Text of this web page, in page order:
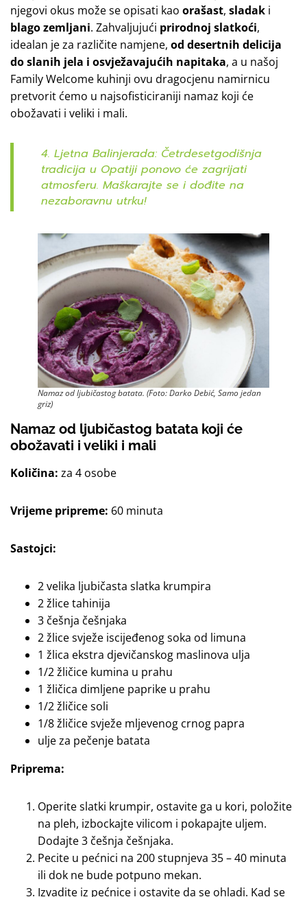
njegovi okus može se opisati kao orašast, sladak i
blago zemljani. Zahvaljujući prirodnoj slatkoći,
idealan je za različite namjene, od desertnih delicija
do slanih jela i osvježavajućih napitaka, a u našoj
Family Welcome kuhinji ovu dragocjenu namirnicu
pretvorit ćemo u najsofisticiraniji namaz koji će
obožavati i veliki i mali.
4. Ljetna Balinjerada: Četrdesetgodišnja
tradicija u Opatiji ponovo će zagrijati
atmosferu. Maškarajte se i dođite na
nezaboravnu utrku!
Namaz od ljubičastog batata. (Foto: Darko Debić, Samo jedan
griz)
Namaz od ljubičastog batata koji će
obožavati i veliki i mali
Količina: za 4 osobe
Vrijeme pripreme: 60 minuta
Sastojci:
2 velika ljubičasta slatka krumpira
2 žlice tahinija
3 češnja češnjaka
2 žlice svježe iscijeđenog soka od limuna
1 žlica ekstra djevičanskog maslinova ulja
1/2 žličice kumina u prahu
1 žličica dimljene paprike u prahu
1/2 žličice soli
1/8 žličice svježe mljevenog crnog papra
ulje za pečenje batata
Priprema:
Operite slatki krumpir, ostavite ga u kori, položite
na pleh, izbockajte vilicom i pokapajte uljem.
Dodajte 3 češnja češnjaka.
Pecite u pećnici na 200 stupnjeva 35 – 40 minuta
ili dok ne bude potpuno mekan.
Izvadite iz pećnice i ostavite da se ohladi. Kad se